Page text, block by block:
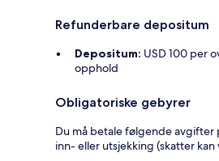
Refunderbare depositum
Depositum: USD 100 per
opphold
Obligatoriske gebyrer
Du må betale følgende
inn- eller utsjekking (skatter